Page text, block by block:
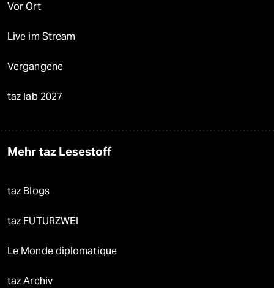
Vor Ort
Live im Stream
Vergangene
taz lab 2027
Mehr taz Lesestoff
taz Blogs
taz FUTURZWEI
Le Monde diplomatique
taz Archiv